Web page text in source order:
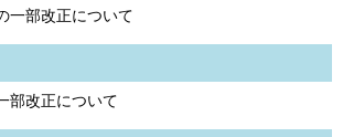
一部改正について
部改正について